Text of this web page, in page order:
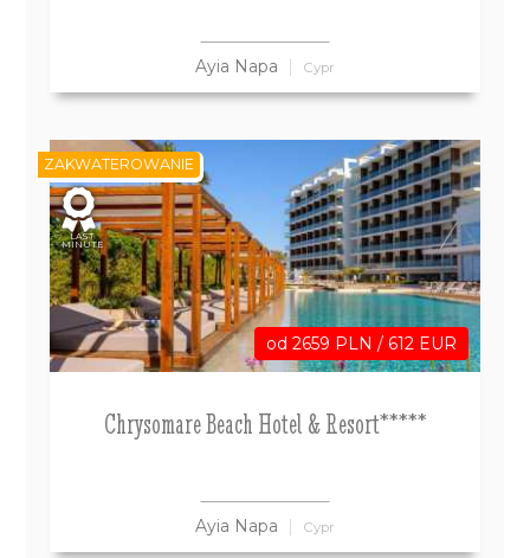
Ayia Napa Cypr
od 2659 PLN / 612 EUR
Chrysomare Beach Hotel & Resort*****
Ayia Napa Cypr
ZAKWATEROWANIE
LAST
MINUTE